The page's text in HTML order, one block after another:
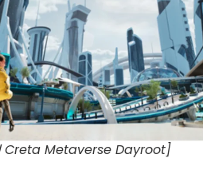
[لقطة شاشة لبرنامج Creta Metaverse Dayroot]